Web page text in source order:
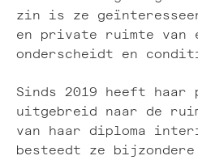
zin is ze
en private ruimte van
onderscheidt en
Sinds 2019 heeft
uitgebreid naar de
van haar diploma
besteedt ze bijzondere